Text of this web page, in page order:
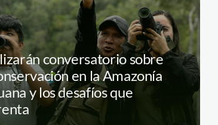
conversatorio sobre
en la Amazonía
y los desafíos que